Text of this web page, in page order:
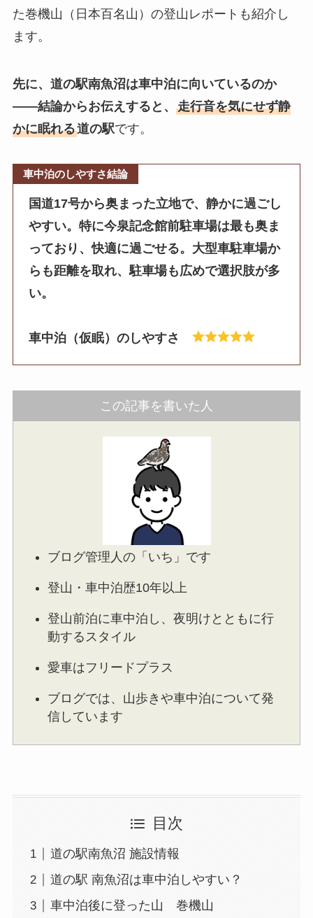
た巻機山（日本百名山）の登山レポートも紹介し
ます。
先に、道の駅南魚沼は車中泊に向いているのか
——結論からお伝えすると、 走行音を気にせず静
かに眠れる道の駅です。
車中泊のしやすさ結論
国道17号から奥まった立地で、静かに過ごし
やすい。特に今泉記念館前駐車場は最も奥ま
っており、快適に過ごせる。大型車駐車場か
らも距離を取れ、駐車場も広めで選択肢が多
い。
車中泊（仮眠）のしやすさ
この記事を書いた人
ブログ管理人の「いち」です
登山・車中泊歴10年以上
登山前泊に車中泊し、夜明けとともに行
動するスタイル
愛車はフリードプラス
ブログでは、山歩きや車中泊について発
信しています
目次
道の駅南魚沼 施設情報
道の駅 南魚沼は車中泊しやすい？
車中泊後に登った山 巻機山